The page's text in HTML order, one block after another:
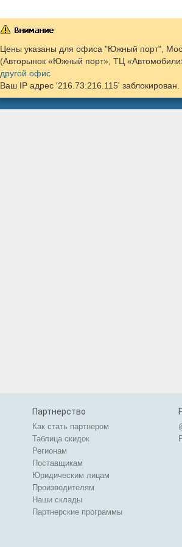
Цены указаны для офиса "Южный порт",
(Авторынок «Южный порт», ТЦ
другой офис
Ваш IP адрес '216.73.216.115' заблокирован.
Партнерство
Как стать партнером
Таблица скидок
Регионам
Поставщикам
Юридическим лицам
Производителям
Наши склады
Партнерские программы